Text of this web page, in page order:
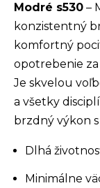
Modré s530 –
konzistentný
komfortný
opotrebenie
Je skvelou
a všetky
brzdný výkon
Dlhá
Minimálne